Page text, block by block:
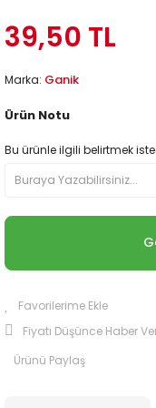
39,50 TL
Marka: Ganik
Ürün Notu
Bu ürünle ilgili belirtmek
Fiyatı Düşünce Haber
Ürünü Paylaş